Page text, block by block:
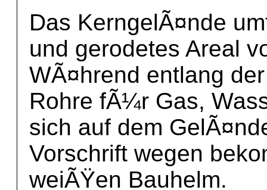
Das KerngelÃ¤nde
und gerodetes Areal
WÃ¤hrend entlang
Rohre fÃ¼r Gas,
sich auf dem
Vorschrift wegen
weiÃŸen Bauhelm.